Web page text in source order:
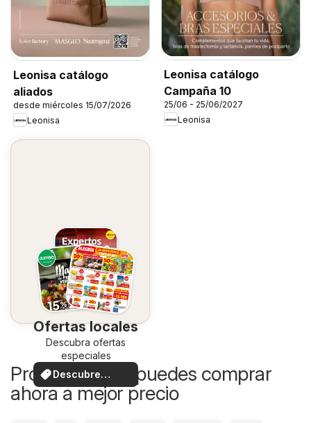
Leonisa catálogo
aliados
desde miércoles 15/07/2026
Leonisa
Leonisa catálogo
Campaña 10
25/06 - 25/06/2027
Leonisa
Ofertas locales
Descubra ofertas
especiales
Descubre
ofertas
Productos que puedes comprar
ahora a mejor precio